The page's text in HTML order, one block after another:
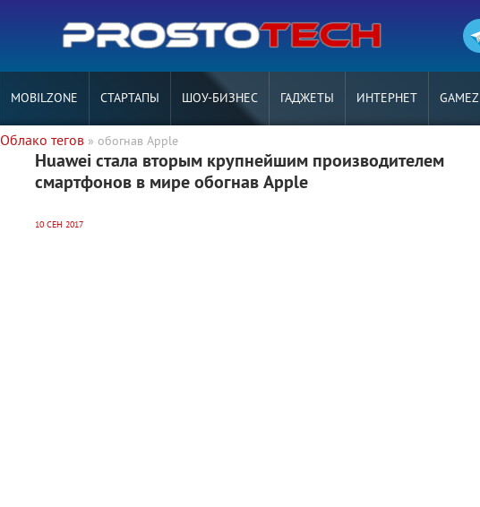
MOBILZONE СТАРТАПЫ ШОУ-БИЗНЕС ГАДЖЕТЫ ИНТЕРНЕТ GAMEZ
Облако тегов » обогнав Apple
Huawei стала вторым крупнейшим производителем
смартфонов в мире обогнав Apple
10 СЕН 2017